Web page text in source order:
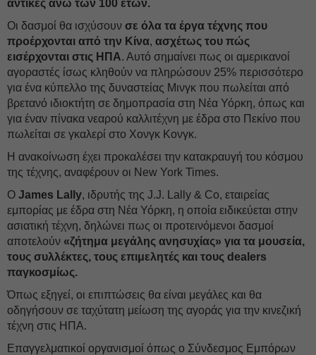
αντίκες άνω των 100 ετών.
Οι δασμοί θα ισχύσουν σε όλα τα έργα τέχνης που
προέρχονται από την Κίνα, ασχέτως του πώς
εισέρχονται στις ΗΠΑ. Αυτό σημαίνει πως οι αμερικανοί
αγοραστές ίσως κληθούν να πληρώσουν 25% περισσότερο
για ένα κύπελλο της δυναστείας Μινγκ που πωλείται από
βρετανό ιδιοκτήτη σε δημοπρασία στη Νέα Υόρκη, όπως και
για έναν πίνακα νεαρού καλλιτέχνη με έδρα στο Πεκίνο που
πωλείται σε γκαλερί στο Χονγκ Κονγκ.
Η ανακοίνωση έχει προκαλέσει την κατακραυγή του κόσμου
της τέχνης, αναφέρουν οι New York Times.
Ο James Lally, ιδρυτής της J.J. Lally & Co, εταιρείας
εμπορίας με έδρα στη Νέα Υόρκη, η οποία ειδικεύεται στην
ασιατική τέχνη, δηλώνει πως οι προτεινόμενοι δασμοί
αποτελούν «ζήτημα μεγάλης ανησυχίας» για τα μουσεία,
τους συλλέκτες, τους επιμελητές και τους dealers
παγκοσμίως.
Όπως εξηγεί, οι επιπτώσεις θα είναι μεγάλες και θα
οδηγήσουν σε ταχύτατη μείωση της αγοράς για την κινεζική
τέχνη στις ΗΠΑ.
Επαγγελματικοί οργανισμοί όπως ο Σύνδεσμος Εμπόρων